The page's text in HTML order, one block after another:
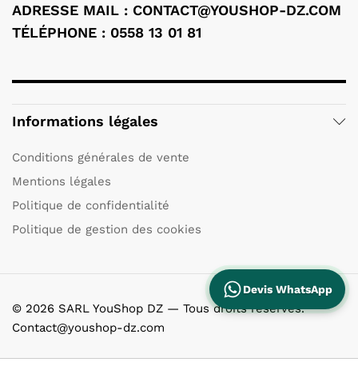
ADRESSE MAIL : CONTACT@YOUSHOP-DZ.COM
TÉLÉPHONE : 0558 13 01 81
Informations légales
Conditions générales de vente
Mentions légales
Politique de confidentialité
Politique de gestion des cookies
© 2026 SARL YouShop DZ — Tous droits réservés.
Contact@youshop-dz.com
Devis WhatsApp